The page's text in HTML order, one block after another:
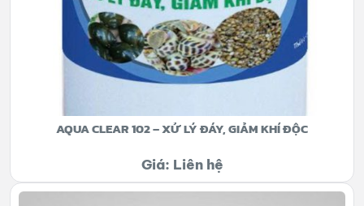
AQUA CLEAR 102 – XỬ LÝ ĐÁY, GIẢM KHÍ ĐỘC
Giá: Liên hệ